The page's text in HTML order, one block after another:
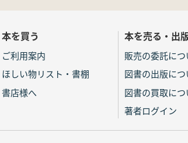
本を買う
ご利用案内
ほしい物リスト・書棚
書店様へ
本を売る・出
販売の委託につ
図書の出版につ
図書の買取につ
著者ログイン